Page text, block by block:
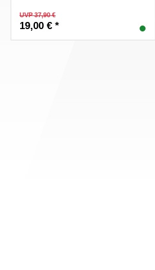
UVP 37,90 €
19,00 € *